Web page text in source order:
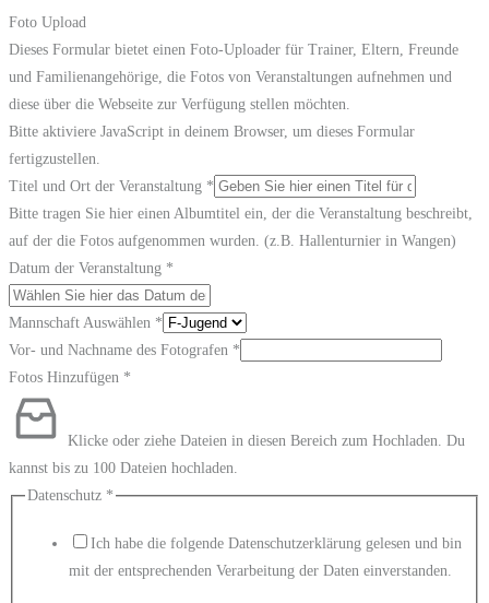
Foto Upload
Dieses Formular bietet einen Foto-Uploader für Trainer, Eltern, Freunde
und Familienangehörige, die Fotos von Veranstaltungen aufnehmen und
diese über die Webseite zur Verfügung stellen möchten.
Bitte aktiviere JavaScript in deinem Browser, um dieses Formular
fertigzustellen.
Titel und Ort der Veranstaltung *
Bitte tragen Sie hier einen Albumtitel ein, der die Veranstaltung beschreibt,
auf der die Fotos aufgenommen wurden. (z.B. Hallenturnier in Wangen)
Datum der Veranstaltung *
Mannschaft Auswählen *
Vor- und Nachname des Fotografen *
Fotos Hinzufügen *
Klicke oder ziehe Dateien in diesen Bereich zum Hochladen. Du
kannst bis zu 100 Dateien hochladen.
Datenschutz *
Ich habe die folgende Datenschutzerklärung gelesen und bin
mit der entsprechenden Verarbeitung der Daten einverstanden.